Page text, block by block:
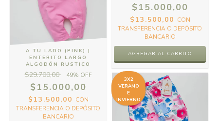
A TU LADO (PINK) |
ENTERITO LARGO
ALGODÓN RUSTICO
$29.700,00 49% OFF
$15.000,00
$13.500,00 CON
TRANSFERENCIA O DEPÓSITO
BANCARIO
$15.000,00
$13.500,00 CON
TRANSFERENCIA O DEPÓSITO
BANCARIO
3X2
VERANO
E
INVIERNO